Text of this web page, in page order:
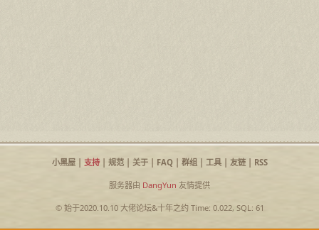
小黑屋| 支持| 规范| 关于| FAQ| 群组| 工具| 友链| RSS
服务器由 DangYun 友情提供
© 始于2020.10.10 大佬论坛&十年之约Time: 0.022, SQL: 61